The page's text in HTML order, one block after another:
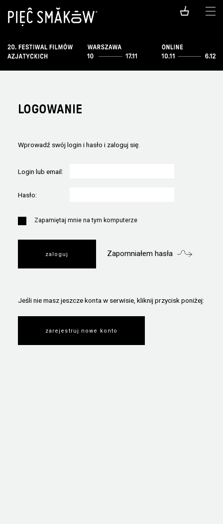
LOGOWANIE
Wprowadź swój login i hasło i zaloguj się.
Login lub email:
Hasło:
Zapamiętaj mnie na tym komputerze
Zapomniałem hasła
Jeśli nie masz jeszcze konta w serwisie, kliknij przycisk poniżej:
zarejestruj nowe konto